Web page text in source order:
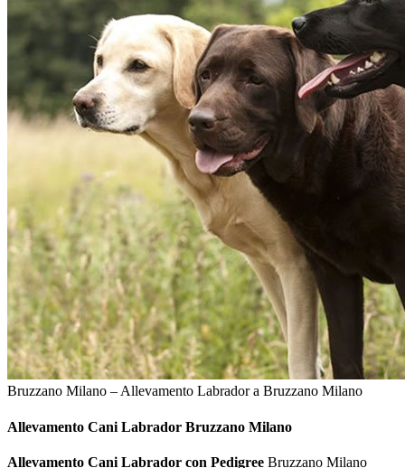
Bruzzano Milano – Allevamento Labrador a Bruzzano Milano
Allevamento Cani Labrador Bruzzano Milano
Allevamento Cani Labrador con Pedigree Bruzzano Milano